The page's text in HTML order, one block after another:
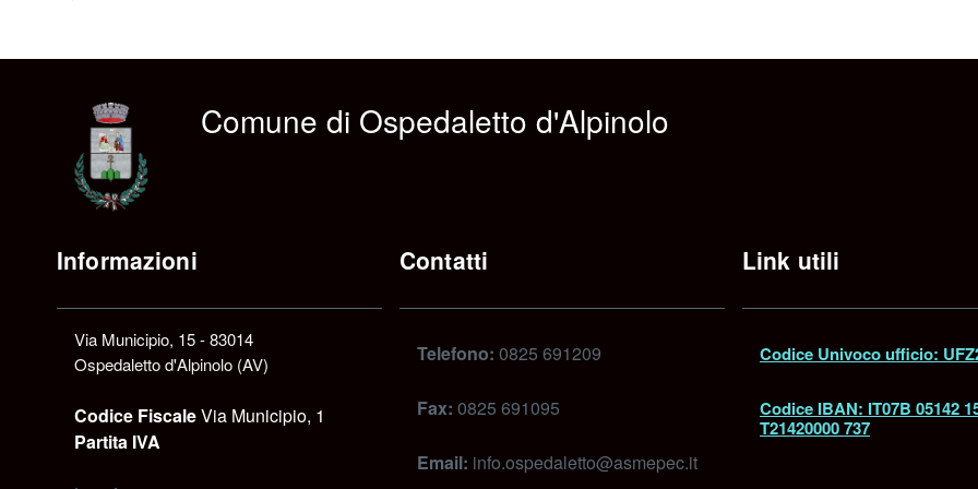
Comune di Ospedaletto d'Alpinolo
Informazioni
Via Municipio, 15 - 83014
Ospedaletto d'Alpinolo (AV)
Codice FiscaleVia Municipio, 1
Partita IVA
Contatti
Telefono: 0825 691209
Fax: 0825 691095
Email: info.ospedaletto@asmepec.it
Link utili
Codice Univoco ufficio:
Codice IBAN: IT07B 05142
T21420000 737